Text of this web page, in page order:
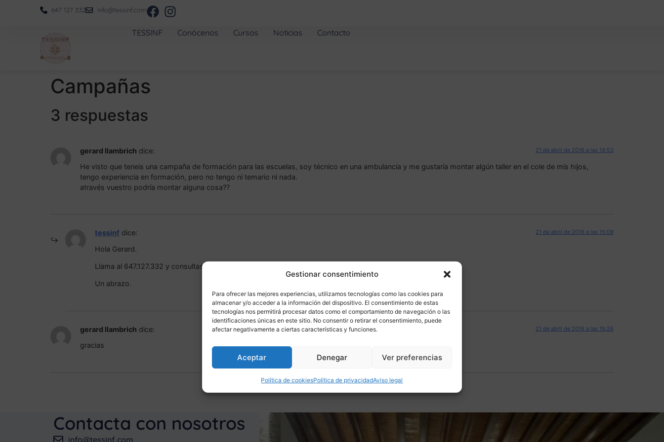
Gestionar consentimiento
Para ofrecer las mejores experiencias, utilizamos tecnologías como las cookies para
almacenar y/o acceder a la información del dispositivo. El consentimiento de estas
tecnologías nos permitirá procesar datos como el comportamiento de navegación o las
identificaciones únicas en este sitio. No consentir o retirar el consentimiento, puede
afectar negativamente a ciertas características y funciones.
Aceptar Denegar Ver preferencias
Política de cookiesPolítica de privacidadAviso legal
647 127 332 info@tessinf.com
TESSINF Conócenos Cursos Noticias Contacto
Campañas
3 respuestas
gerard llambrich dice: 21 de abril de 2016 a las 14:53
He visto que teneis una campaña de formación para las escuelas, soy técnico en una ambulancia y me gustaría montar algún taller en el cole de mis hijos,
tengo experiencia en formación, pero no tengo ni temario ni nada.
através vuestro podría montar alguna cosa??
tessinf dice: 21 de abril de 2016 a las 15:09
Hola Gerard.
Llama al 647.127.332 y consultaselo a responsable de la campaña.
Un abrazo.
gerard llambrich dice: 21 de abril de 2016 a las 15:26
gracias
Contacta con nosotros
info@tessinf.com